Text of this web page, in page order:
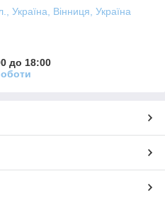
Україна, Вінниця, Україна
до 18:00